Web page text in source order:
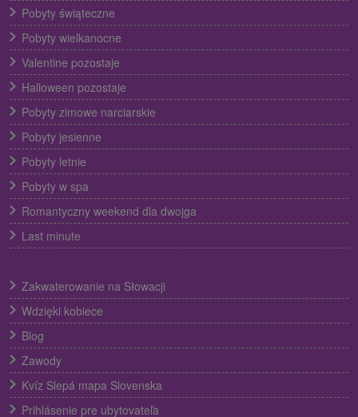
Pobyty świąteczne
Pobyty wielkanocne
Valentine pozostaje
Halloween pozostaje
Pobyty zimowe narciarskie
Pobyty jesienne
Pobyty letnie
Pobyty w spa
Romantyczny weekend dla dwojga
Last minute
Zakwaterowanie na Słowacji
Wdzięki kobiece
Blog
Zawody
Kvíz Slepá mapa Slovenska
Prihlásenie pre ubytovateľa